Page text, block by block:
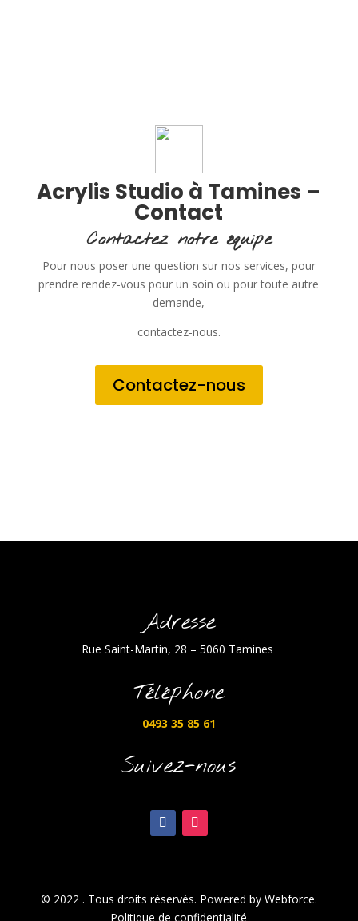
Acrylis Studio à Tamines –
Contact
Contactez notre équipe
Pour nous poser une question sur nos services, pour
prendre rendez-vous pour un soin ou pour toute autre
demande,
contactez-nous.
Contactez-nous
Adresse
Rue Saint-Martin, 28 – 5060 Tamines
Téléphone
0493 35 85 61
Suivez-nous
© 2022 . Tous droits réservés. Powered by Webforce.
Politique de confidentialité